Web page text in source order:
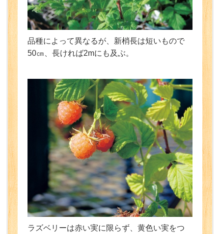
品種によって異なるが、新梢長は短いもので
50㎝、長ければ2mにも及ぶ。
ラズベリーは赤い実に限らず、黄色い実をつ